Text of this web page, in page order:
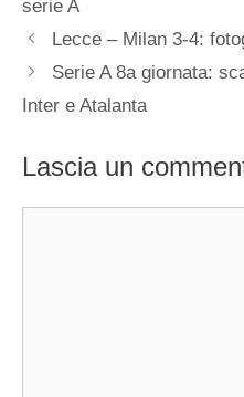
serie A
Lecce – Milan 3-4:
Serie A 8a giornata:
Inter e Atalanta
Lascia un